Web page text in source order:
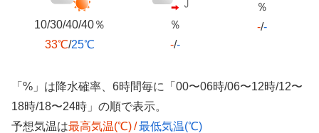
10/30/40/40％
33℃/25℃
％
-/-
％
-/-
「%」は降水確率、6時間毎に「00〜06時/06〜12時/12〜
18時/18〜24時」の順で表示。
予想気温は最高気温(℃)/最低気温(℃)